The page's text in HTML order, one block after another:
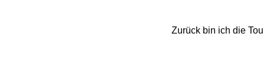
Zurück bin ich die